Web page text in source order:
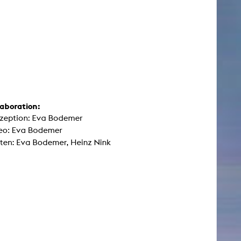
Eva Bodemer
Eva Bodemer
Eva Bodemer, Heinz Nink